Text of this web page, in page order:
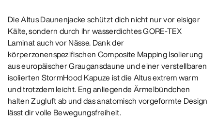
Die Altus Daunenjacke schützt dich nicht nur vor eisiger
Kälte, sondern durch ihr wasserdichtes GORE-TEX
Laminat auch vor Nässe. Dank der
körperzonenspezifischen Composite Mapping Isolierung
aus europäischer Graugansdaune und einer verstellbaren
isolierten StormHood Kapuze ist die Altus extrem warm
und trotzdem leicht. Eng anliegende Ärmelbündchen
halten Zugluft ab und das anatomisch vorgeformte Design
lässt dir volle Bewegungsfreiheit.